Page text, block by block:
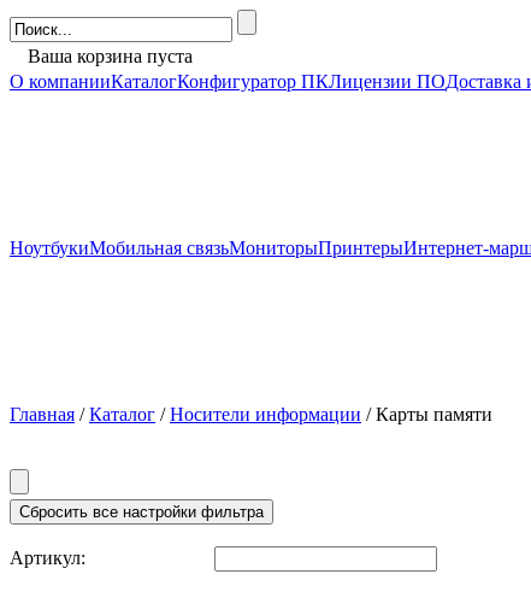
Ваша корзина пуста
О компанииКаталогКонфигуратор ПКЛицензии ПОДоставка
НоутбукиМобильная связьМониторыПринтерыИнтернет-
Главная /Каталог /Носители информации / Карты памяти
Артикул: